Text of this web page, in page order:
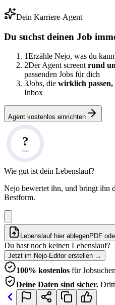
Dein Karriere-Agent
Du suchst deinen Job
1Erzähle Nejo, was du
2Der Agent screent rund
passenden Jobs für dich
3Jobs, die wirklich passen,
Inbox
Agent kostenlos einrichten
?
Note
Wie gut ist dein Lebenslauf?
Nejo bewertet ihn, und bringt ihn
Bestform.
Lebenslauf hier ablegenPDF
Du hast noch keinen Lebenslauf?
Jetzt im Nejo-Editor erstellen →
100% kostenlos für
Deine Daten sind sicher.